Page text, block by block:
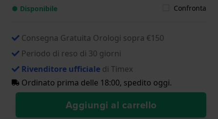
● Disponibile Confronta
Consegna Gratuita Orologi sopra €150
Periodo di reso di 30 giorni
Rivenditore ufficiale di Timex
Ordinato prima delle 18:00, spedito oggi.
Aggiungi al carrello